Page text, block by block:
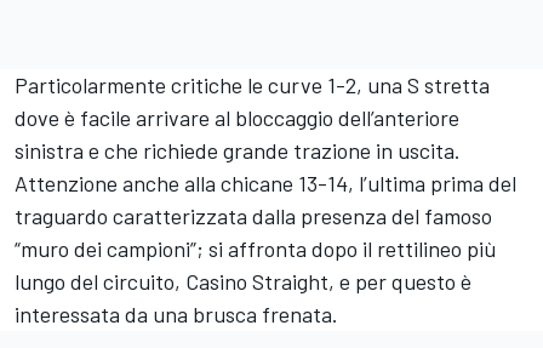
Particolarmente critiche le curve 1-2, una S stretta
dove è facile arrivare al bloccaggio dell’anteriore
sinistra e che richiede grande trazione in uscita.
Attenzione anche alla chicane 13-14, l’ultima prima del
traguardo caratterizzata dalla presenza del famoso
“muro dei campioni”; si affronta dopo il rettilineo più
lungo del circuito, Casino Straight, e per questo è
interessata da una brusca frenata.